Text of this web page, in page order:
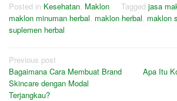
Posted in Kesehatan, Maklon Tagged jasa
maklon minuman herbal, maklon herbal, maklon
suplemen herbal
Post
navigation
Previous post
Bagaimana Cara Membuat Brand
Skincare dengan Modal
Terjangkau?
Apa Itu